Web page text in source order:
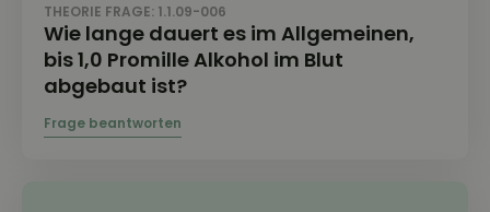
THEORIE FRAGE: 1.1.09-006
Wie lange dauert es im Allgemeinen,
bis 1,0 Promille Alkohol im Blut
abgebaut ist?